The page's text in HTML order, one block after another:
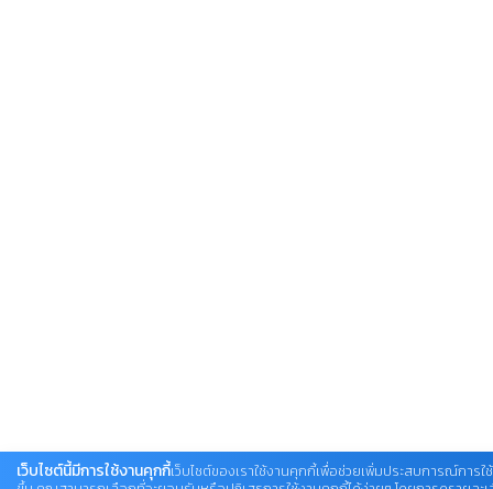
เว็บไซต์นี้มีการใช้งานคุกกี้เว็บไซต์ของเราใช้งานคุกกี้เพื่อช่วยเพิ่มประสบการณ์การใ